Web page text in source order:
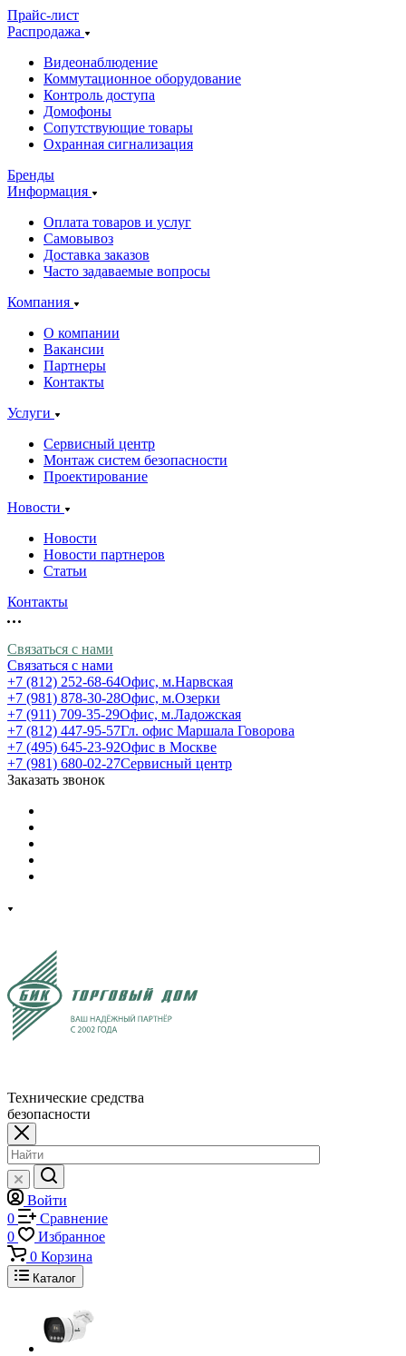
Прайс-лист
Распродажа
Видеонаблюдение
Коммутационное оборудование
Контроль доступа
Домофоны
Сопутствующие товары
Охранная сигнализация
Бренды
Информация
Оплата товаров и услуг
Самовывоз
Доставка заказов
Часто задаваемые вопросы
Компания
О компании
Вакансии
Партнеры
Контакты
Услуги
Сервисный центр
Монтаж систем безопасности
Проектирование
Новости
Новости
Новости партнеров
Статьи
Контакты
Связаться с нами
Связаться с нами
+7 (812) 252-68-64Офис, м.Нарвская
+7 (981) 878-30-28Офис, м.Озерки
+7 (911) 709-35-29Офис, м.Ладожская
+7 (812) 447-95-57Гл. офис Маршала Говорова
+7 (495) 645-23-92Офис в Москве
+7 (981) 680-02-27Сервисный центр
Заказать звонок
Технические средства
безопасности
Войти
0
Сравнение
0
Избранное
0 Корзина
Каталог